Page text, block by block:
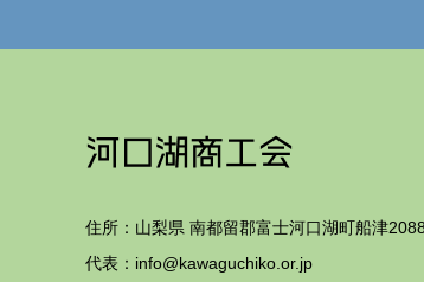
住所：山梨県 南都留郡富士河口湖町船津
代表：info@kawaguchiko.or.jp